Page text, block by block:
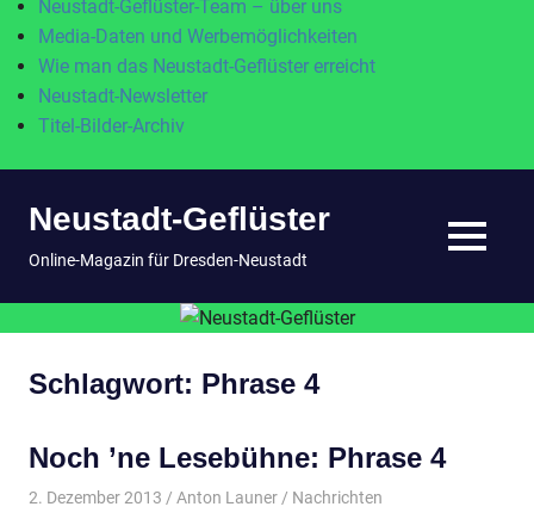
Neustadt-Geflüster-Team – über uns
Media-Daten und Werbemöglichkeiten
Wie man das Neustadt-Geflüster erreicht
Neustadt-Newsletter
Titel-Bilder-Archiv
InhaltNeustadt-Geflüster
Online-Magazin für Dresden-Neustadt MENÜ
Schlagwort: Phrase 4
Noch ’ne Lesebühne: Phrase 4
2. Dezember 2013 Anton Launer Nachrichten